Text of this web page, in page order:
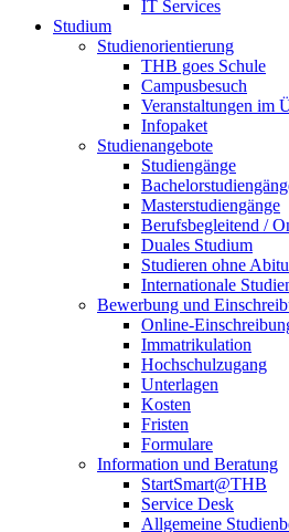
IT Services
Studium
Studienorientierung
THB goes Schule
Campusbesuch
Veranstaltungen im
Infopaket
Studienangebote
Studiengänge
Masterstudiengänge
Berufsbegleitend /
Duales Studium
Studieren ohne
Internationale
Bewerbung und
Online-
Immatrikulation
Hochschulzugang
Unterlagen
Kosten
Fristen
Formulare
Information und Beratung
StartSmart@THB
Service Desk
Allgemeine